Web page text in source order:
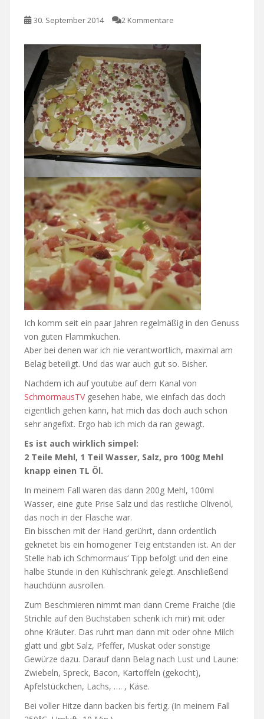
30. September 2014 2 Kommentare
Ich komm seit ein paar Jahren regelmäßig in den Genuss
von guten Flammkuchen.
Aber bei denen war ich nie verantwortlich, maximal am
Belag beteiligt. Und das war auch gut so. Bisher.
Nachdem ich auf youtube auf dem Kanal von
SchmormausTVgesehen habe, wie einfach das doch
eigentlich gehen kann, hat mich das doch auch schon
sehr angefixt. Ergo hab ich mich da ran gewagt.
Es ist auch wirklich simpel:
2 Teile Mehl, 1 Teil Wasser, Salz, pro 100g Mehl
knapp einen TL Öl.
In meinem Fall waren das dann 200g Mehl, 100ml
Wasser, eine gute Prise Salz und das restliche Olivenöl,
das noch in der Flasche war.
Ein bisschen mit der Hand gerührt, dann ordentlich
geknetet bis ein homogener Teig entstanden ist. An der
Stelle hab ich Schmormaus‘ Tipp befolgt und den eine
halbe Stunde in den Kühlschrank gelegt. Anschließend
hauchdünn ausrollen.
Zum Beschmieren nimmt man dann Creme Fraiche (die
Strichle auf den Buchstaben schenk ich mir) mit oder
ohne Kräuter. Das ruhrt man dann mit oder ohne Milch
glatt und gibt Salz, Pfeffer, Muskat oder sonstige
Gewürze dazu. Darauf dann Belag nach Lust und Laune:
Zwiebeln, Spreck, Bacon, Kartoffeln (gekocht),
Apfelstückchen, Lachs, …. , Käse.
Bei voller Hitze dann backen bis fertig. (In meinem Fall